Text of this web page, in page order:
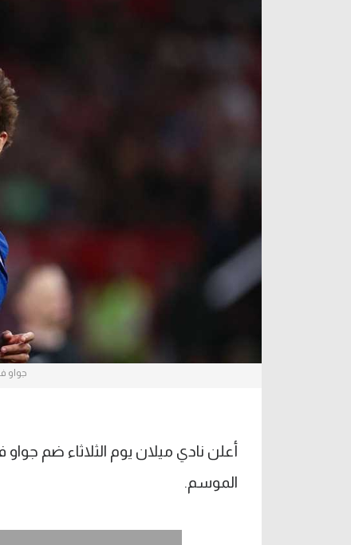
دوري
دوري
كل البطولات
جواو
أعلن نادي ميلان يوم الثلاثاء ضم
الموسم.